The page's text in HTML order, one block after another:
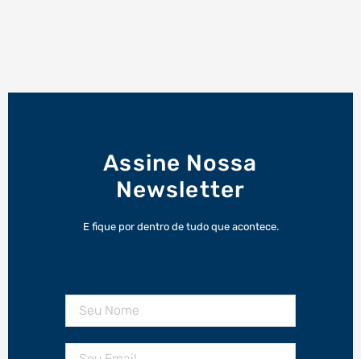
Assine Nossa
Newsletter
E fique por dentro de tudo que acontece.